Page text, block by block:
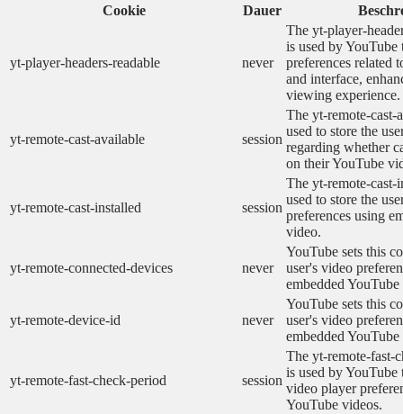
Cookie
Dauer
yt-player-headers-readable never
The yt-player-
is used by YouTube
preferences related
and interface,
viewing experience.
yt-remote-cast-available session
The yt-remote-cast-
used to store the
regarding whether
on their YouTube
yt-remote-cast-installed session
The yt-remote-cast-
used to store the
preferences using
video.
yt-remote-connected-devices never
YouTube sets this
user's video
embedded
yt-remote-device-id never
YouTube sets this
user's video
embedded
yt-remote-fast-check-period session
The yt-remote-fast-
is used by YouTube
video player
YouTube videos.